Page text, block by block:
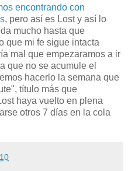
encontrando con
, pero así es Lost y así lo
mucho hasta que
que mi fe sigue intacta
mal que empezaramos a ir
que no se acumule el
hacerlo la semana que
título más que
haya vuelto en plena
otros 7 días en la cola